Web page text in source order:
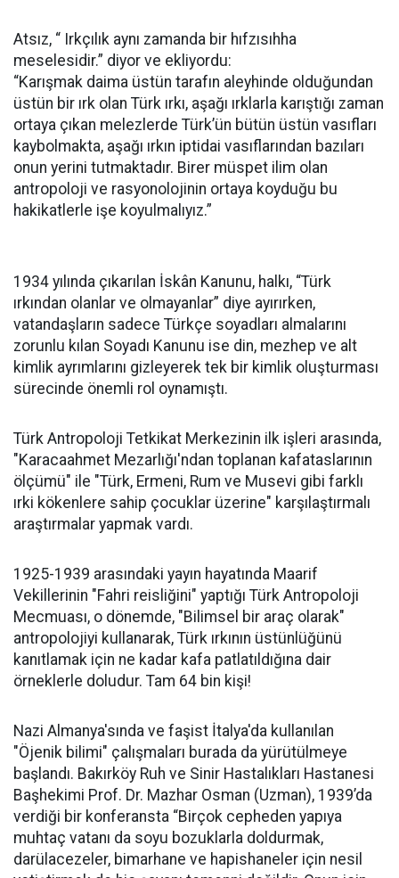
Atsız, “ Irkçılık aynı zamanda bir hıfzısıhha
meselesidir.” diyor ve ekliyordu:
“Karışmak daima üstün tarafın aleyhinde olduğundan
üstün bir ırk olan Türk ırkı, aşağı ırklarla karıştığı zaman
ortaya çıkan melezlerde Türk’ün bütün üstün vasıfları
kaybolmakta, aşağı ırkın iptidai vasıflarından bazıları
onun yerini tutmaktadır. Birer müspet ilim olan
antropoloji ve rasyonolojinin ortaya koyduğu bu
hakikatlerle işe koyulmalıyız.”
1934 yılında çıkarılan İskân Kanunu, halkı, “Türk
ırkından olanlar ve olmayanlar” diye ayırırken,
vatandaşların sadece Türkçe soyadları almalarını
zorunlu kılan Soyadı Kanunu ise din, mezhep ve alt
kimlik ayrımlarını gizleyerek tek bir kimlik oluşturması
sürecinde önemli rol oynamıştı.
Türk Antropoloji Tetkikat Merkezinin ilk işleri arasında,
"Karacaahmet Mezarlığı'ndan toplanan kafataslarının
ölçümü" ile "Türk, Ermeni, Rum ve Musevi gibi farklı
ırki kökenlere sahip çocuklar üzerine" karşılaştırmalı
araştırmalar yapmak vardı.
1925-1939 arasındaki yayın hayatında Maarif
Vekillerinin "Fahri reisliğini" yaptığı Türk Antropoloji
Mecmuası, o dönemde, "Bilimsel bir araç olarak"
antropolojiyi kullanarak, Türk ırkının üstünlüğünü
kanıtlamak için ne kadar kafa patlatıldığına dair
örneklerle doludur. Tam 64 bin kişi!
Nazi Almanya'sında ve faşist İtalya'da kullanılan
"Öjenik bilimi" çalışmaları burada da yürütülmeye
başlandı. Bakırköy Ruh ve Sinir Hastalıkları Hastanesi
Başhekimi Prof. Dr. Mazhar Osman (Uzman), 1939’da
verdiği bir konferansta “Birçok cepheden yapıya
muhtaç vatanı da soyu bozuklarla doldurmak,
darülacezeler, bimarhane ve hapishaneler için nesil